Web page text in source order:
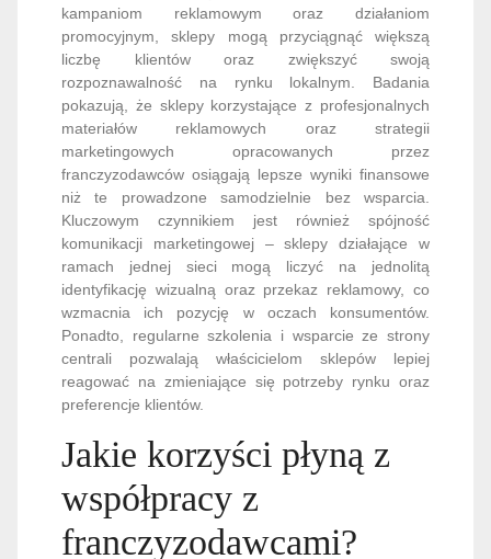
kampaniom reklamowym oraz działaniom
promocyjnym, sklepy mogą przyciągnąć większą
liczbę klientów oraz zwiększyć swoją
rozpoznawalność na rynku lokalnym. Badania
pokazują, że sklepy korzystające z profesjonalnych
materiałów reklamowych oraz strategii
marketingowych opracowanych przez
franczyzodawców osiągają lepsze wyniki finansowe
niż te prowadzone samodzielnie bez wsparcia.
Kluczowym czynnikiem jest również spójność
komunikacji marketingowej – sklepy działające w
ramach jednej sieci mogą liczyć na jednolitą
identyfikację wizualną oraz przekaz reklamowy, co
wzmacnia ich pozycję w oczach konsumentów.
Ponadto, regularne szkolenia i wsparcie ze strony
centrali pozwalają właścicielom sklepów lepiej
reagować na zmieniające się potrzeby rynku oraz
preferencje klientów.
Jakie korzyści płyną z
współpracy z
franczyzodawcami?